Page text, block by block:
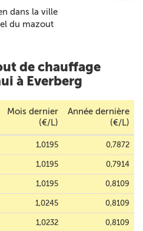
dans la ville
du mazout
de chauffage
à Everberg
Mois dernier
(€/L)
Année dernière
(€/L)
1,0195 0,7872
1,0195 0,7914
1,0195 0,8109
1,0245 0,8109
1,0232 0,8109